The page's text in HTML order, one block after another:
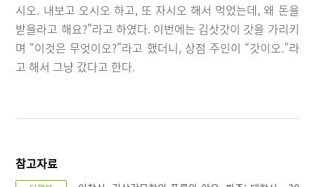
시오. 내보고 오시오 하고, 또 자시오 해서 먹었는데, 왜 돈을
받을라고 해요?”라고 하였다. 이번에는 김삿갓이 갓을 가리키
며 “이것은 무엇이오?”라고 했더니, 상점 주인이 “갓이오.”라
고 해서 그냥 갔다고 한다.
참고자료